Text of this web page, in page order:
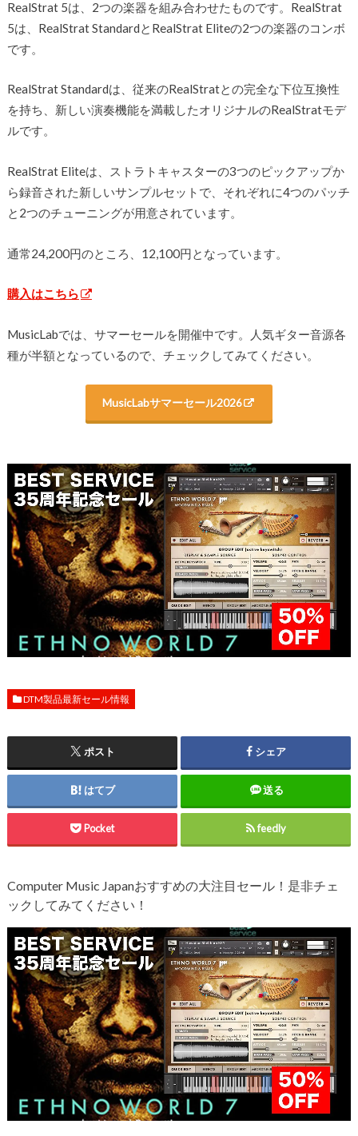
RealStrat 5は、2つの楽器を組み合わせたものです。RealStrat
5は、RealStrat StandardとRealStrat Eliteの2つの楽器のコンボ
です。
RealStrat Standardは、従来のRealStratとの完全な下位互換性
を持ち、新しい演奏機能を満載したオリジナルのRealStratモデ
ルです。
RealStrat Eliteは、ストラトキャスターの3つのピックアップか
ら録音された新しいサンプルセットで、それぞれに4つのパッチ
と2つのチューニングが用意されています。
通常24,200円のところ、12,100円となっています。
購入はこちら
MusicLabでは、サマーセールを開催中です。人気ギター音源各
種が半額となっているので、チェックしてみてください。
MusicLabサマーセール2026
DTM製品最新セール情報
ポスト シェア
はてブ 送る
Pocket feedly
Computer Music Japanおすすめの大注目セール！是非チェ
ックしてみてください！